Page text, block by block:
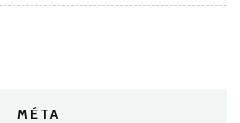
MÉTA